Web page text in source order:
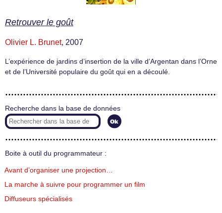
Retrouver le goût
Olivier L. Brunet, 2007
L’expérience de jardins d’insertion de la ville d’Argentan dans l’Orne
et de l’Université populaire du goût qui en a découlé.
Recherche dans la base de données
Boite à outil du programmateur :
Avant d’organiser une projection…
La marche à suivre pour programmer un film
Diffuseurs spécialisés